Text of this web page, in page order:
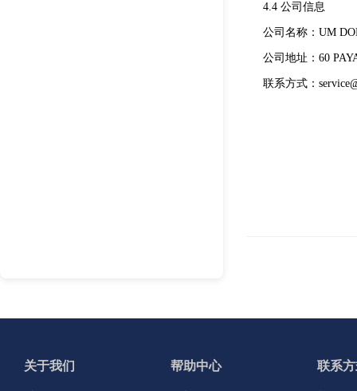
4.4 公司信息
公司名称：UM
公司地址：60
联系方式：
关于我们 帮助中心 联系